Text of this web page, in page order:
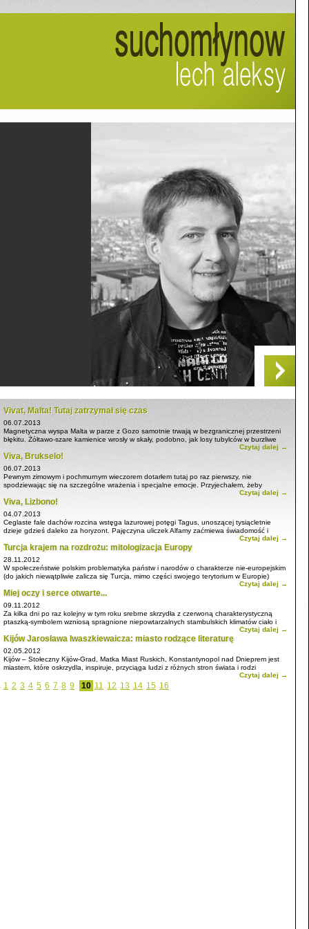
Vivat, Malta! Tutaj zatrzymał się czas
06.07.2013
Magnetyczna wyspa Malta w parze z Gozo samotnie trwają w bezgranicznej przestrzeni
błękitu. Żółtawo-szare kamienice wrosły w skały, podobno, jak losy tubylców w burzliwe
Czytaj dalej →
Viva, Brukselo!
06.07.2013
Pewnym zimowym i pochmurnym wieczorem dotarłem tutaj po raz pierwszy, nie
spodziewając się na szczególne wrażenia i specjalne emocje. Przyjechałem, żeby
Czytaj dalej →
Viva, Lizbono!
04.07.2013
Ceglaste fale dachów rozcina wstęga lazurowej potęgi Tagus, unoszącej tysiącletnie
dzieje gdzieś daleko za horyzont. Pajęczyna uliczek Alfamy zaćmiewa świadomość i
Czytaj dalej →
Turcja krajem na rozdrożu: mitologizacja Europy
28.11.2012
W społeczeństwie polskim problematyka państw i narodów o charakterze nie-europejskim
(do jakich niewątpliwie zalicza się Turcja, mimo części swojego terytorium w Europie)
Czytaj dalej →
Miej oczy i serce otwarte...
09.11.2012
Za kilka dni po raz kolejny w tym roku srebrne skrzydła z czerwoną charakterystyczną
ptaszką-symbolem wzniosą spragnione niepowtarzalnych stambulskich klimatów ciało i
Czytaj dalej →
Kijów Jarosława Iwaszkiewaicza: miasto rodzące literaturę
02.05.2012
Kijów – Stołeczny Kijów-Grad, Matka Miast Ruskich, Konstantynopol nad Dnieprem jest
miastem, które oskrzydla, inspiruje, przyciąga ludzi z różnych stron świata i rodzi
Czytaj dalej →
1 2 3 4 5 6 7 8 9 10 11 12 13 14 15 16